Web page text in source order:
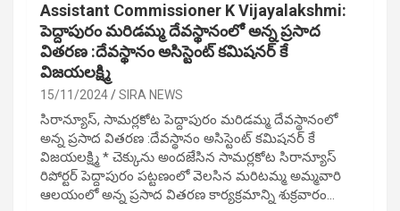
Assistant Commissioner K Vijayalakshmi:
పెద్దాపురం మరిడమ్మ దేవస్థానంలో అన్న ప్రసాద
వితరణ :దేవస్థానం అసిస్టెంట్ కమిషనర్ కే
విజయలక్ష్మి
15/11/2024 SIRA NEWS
సిరాన్యూస్, సామర్లకోట పెద్దాపురం మరిడమ్మ దేవస్థానంలో
అన్న ప్రసాద వితరణ :దేవస్థానం అసిస్టెంట్ కమిషనర్ కే
విజయలక్ష్మి * చెక్కును అందజేసిన సామర్లకోట సిరాన్యూస్
రిపోర్టర్ పెద్దాపురం పట్టణంలో వెలసిన మరిటమ్మ అమ్మవారి
ఆలయంలో అన్న ప్రసాద వితరణ కార్యక్రమాన్ని శుక్రవారం…